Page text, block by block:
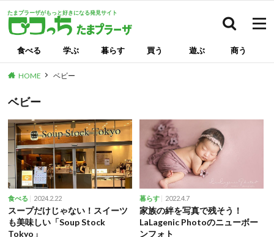
たまプラーザがもっと好きになる発見サイト
食べる 学ぶ 暮らす 買う 遊ぶ 商う
HOME ベビー
ベビー
食べる 2024.2.22
スープだけじゃない！スイーツ
も美味しい「Soup Stock
Tokyo」
暮らす 2022.4.7
家族の絆を写真で残そう！
LaLagenic Photoのニューボー
ンフォト